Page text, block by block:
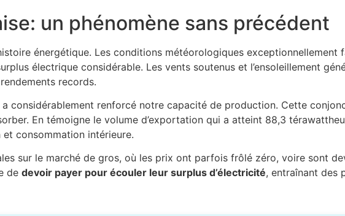
un phénomène sans précédent
énergétique. Les conditions météorologiques exceptionnellement
électrique considérable. Les vents soutenus et l’ensoleillement
records.
considérablement renforcé notre capacité de production. Cette
En témoigne le volume d’exportation qui a atteint 88,3
consommation intérieure.
sur le marché de gros, où les prix ont parfois frôlé zéro, voire sont
de devoir payer pour écouler leur surplus d’électricité, entraînant des